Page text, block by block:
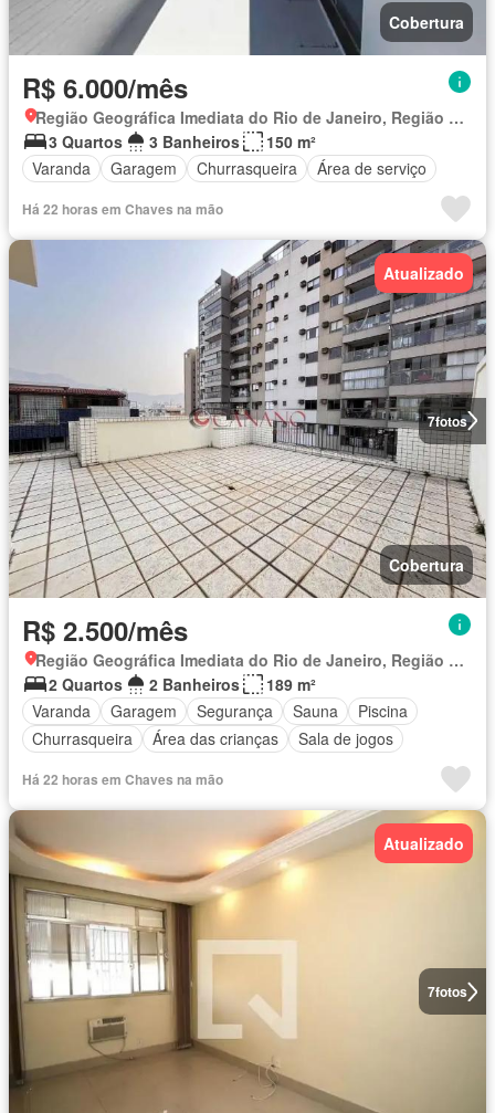
Cobertura
R$ 6.000/mês
Região Geográfica Imediata do Rio de Janeiro, Região Metropolitana do Rio de Janeiro
3 Quartos
3 Banheiros
150 m²
Varanda
Garagem Churrasqueira Área de serviço
Há 22 horas em Chaves na mão
7fotos
Atualizado
Cobertura
R$ 2.500/mês
Região Geográfica Imediata do Rio de Janeiro, Região Metropolitana do Rio de Janeiro
2 Quartos
2 Banheiros
189 m²
Varanda
Garagem Segurança Sauna
Piscina
Churrasqueira
Área das crianças Sala de jogos
Há 22 horas em Chaves na mão
7fotos
Atualizado